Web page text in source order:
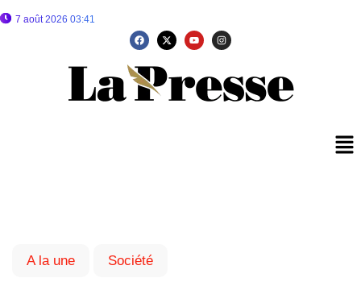
7 août 2026 03:41
A la une Société